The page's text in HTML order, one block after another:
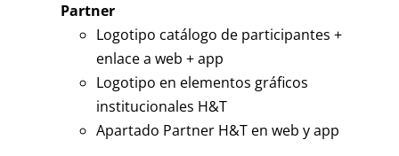
Partner
Logotipo catálogo de participantes +
enlace a web + app
Logotipo en elementos gráficos
institucionales H&T
Apartado Partner H&T en web y app